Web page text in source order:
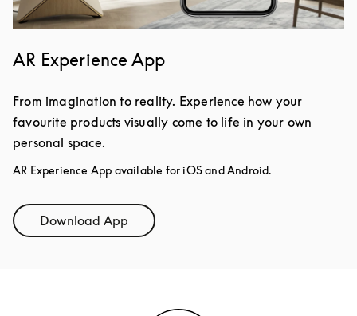
AR Experience App
From imagination to reality. Experience how your
favourite products visually come to life in your own
personal space.
AR Experience App available for iOS and Android.
Download AppLink Opens in New Tab